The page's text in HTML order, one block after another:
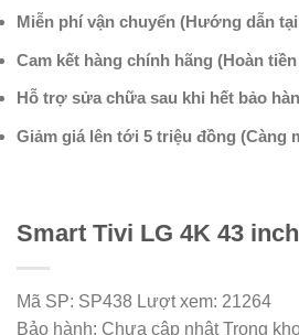
Miễn phí vận chuyển (Hướng dẫn
Cam kết hàng chính hãng (Hoàn tiền
Hỗ trợ sửa chữa sau khi hết bảo
Giảm giá lên tới 5 triệu đồng (Càng
Smart Tivi LG 4K 43
Mã SP: SP438 Lượt xem: 21264
Bảo hành: Chưa cập nhật Trong